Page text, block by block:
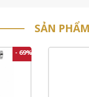
SẢN
- 69%